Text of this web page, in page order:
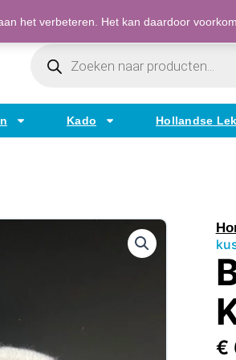
het verbeteren. Het kan daardoor
Bestellen op factuur mogelijk
Producten
Kado Hollandse
€